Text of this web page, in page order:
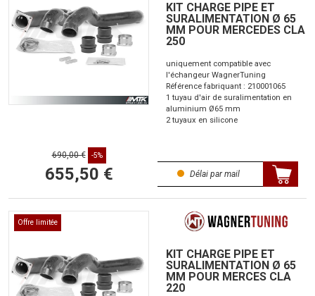
KIT CHARGE PIPE ET
SURALIMENTATION Ø 65
MM POUR MERCEDES CLA
250
uniquement compatible avec
l'échangeur WagnerTuning
Référence fabriquant : 210001065
1 tuyau d'air de suralimentation en
aluminium Ø65 mm
2 tuyaux en silicone
690,00 € -5%
655,50 € Délai par mail
Offre limitée
KIT CHARGE PIPE ET
SURALIMENTATION Ø 65
MM POUR MERCES CLA
220